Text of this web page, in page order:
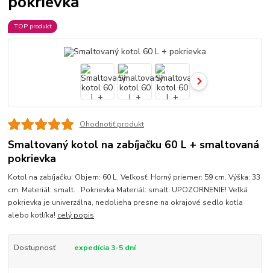
TOP produkt
Ohodnotiť produkt
Smaltovaný kotol na zabíjačku 60 L + smaltovaná
pokrievka
Kotol na zabíjačku. Objem: 60 L. Veľkosť: Horný priemer: 59 cm. Výška: 33
cm. Materiál: smalt. Pokrievka Materiál: smalt. UPOZORNENIE! Veľká
pokrievka je univerzálna, nedolieha presne na okrajové sedlo kotla
alebo kotlíka! celý popis
Dostupnosť expedícia 3-5 dní